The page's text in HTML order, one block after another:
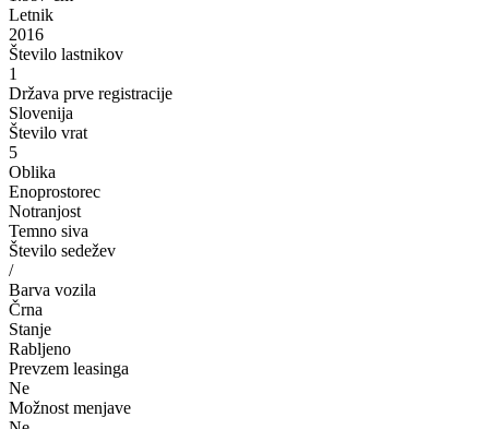
Letnik
2016
Število lastnikov
1
Država prve registracije
Slovenija
Število vrat
5
Oblika
Enoprostorec
Notranjost
Temno siva
Število sedežev
/
Barva vozila
Črna
Stanje
Rabljeno
Prevzem leasinga
Ne
Možnost menjave